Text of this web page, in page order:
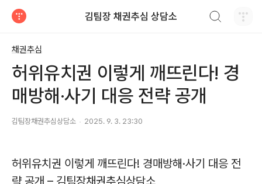
김팀장 채권추심 상담소
채권추심
허위유치권 이렇게 깨뜨린다! 경
매방해·사기 대응 전략 공개
김팀장채권추심상담소 2025. 9. 3. 23:30
허위유치권 이렇게 깨뜨린다! 경매방해·사기 대응 전
략 공개 – 김팀장채권추심상담소